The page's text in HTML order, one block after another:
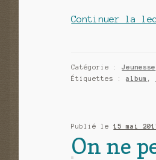
Continuer la
Catégorie :Jeunesse
Étiquettes :album ,
Publié le15 mai
On ne